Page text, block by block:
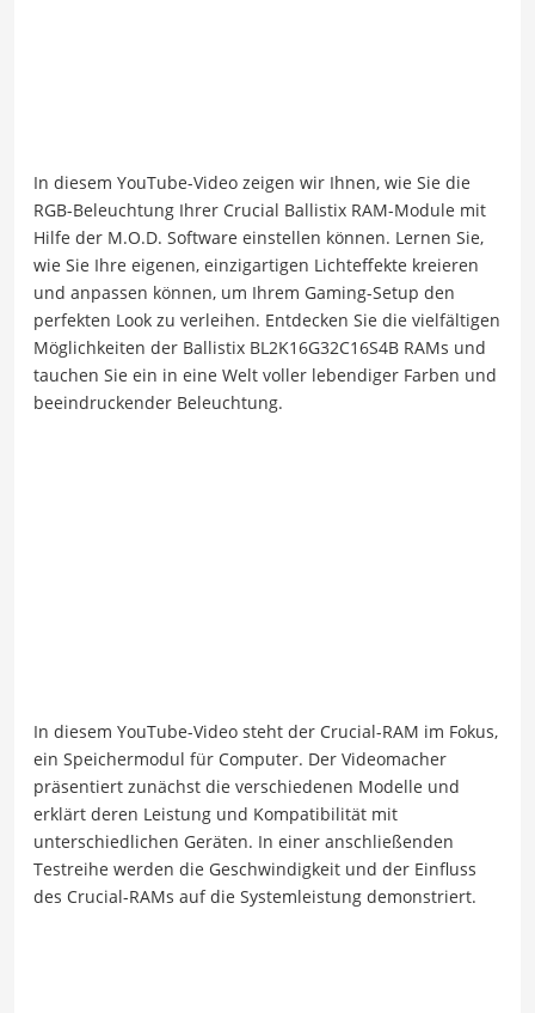
In diesem YouTube-Video zeigen wir Ihnen, wie Sie die
RGB-Beleuchtung Ihrer Crucial Ballistix RAM-Module mit
Hilfe der M.O.D. Software einstellen können. Lernen Sie,
wie Sie Ihre eigenen, einzigartigen Lichteffekte kreieren
und anpassen können, um Ihrem Gaming-Setup den
perfekten Look zu verleihen. Entdecken Sie die vielfältigen
Möglichkeiten der Ballistix BL2K16G32C16S4B RAMs und
tauchen Sie ein in eine Welt voller lebendiger Farben und
beeindruckender Beleuchtung.
In diesem YouTube-Video steht der Crucial-RAM im Fokus,
ein Speichermodul für Computer. Der Videomacher
präsentiert zunächst die verschiedenen Modelle und
erklärt deren Leistung und Kompatibilität mit
unterschiedlichen Geräten. In einer anschließenden
Testreihe werden die Geschwindigkeit und der Einfluss
des Crucial-RAMs auf die Systemleistung demonstriert.